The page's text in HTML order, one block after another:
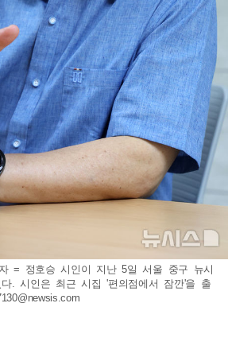
= 정호승 시인이 지난 5일 서울 중구 뉴시
. 시인은 최근 시집 '편의점에서 잠깐'을 출